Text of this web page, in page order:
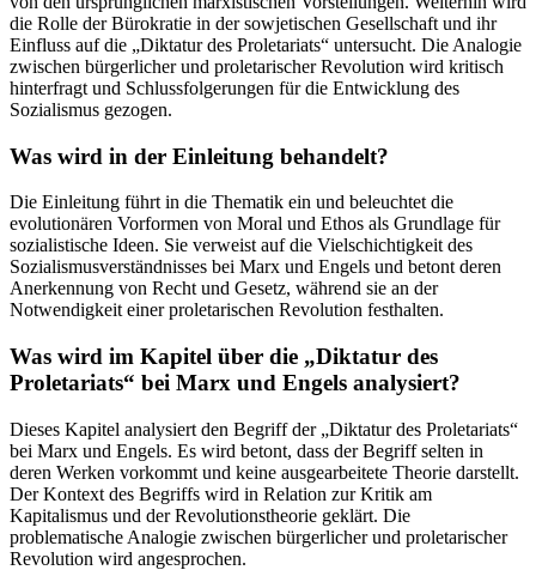
die Rolle der Bürokratie in der sowjetischen Gesellschaft und ihr
Einfluss auf die „Diktatur des Proletariats“ untersucht. Die Analogie
zwischen bürgerlicher und proletarischer Revolution wird kritisch
hinterfragt und Schlussfolgerungen für die Entwicklung des
Sozialismus gezogen.
Was wird in der Einleitung behandelt?
Die Einleitung führt in die Thematik ein und beleuchtet die
evolutionären Vorformen von Moral und Ethos als Grundlage für
sozialistische Ideen. Sie verweist auf die Vielschichtigkeit des
Sozialismusverständnisses bei Marx und Engels und betont deren
Anerkennung von Recht und Gesetz, während sie an der
Notwendigkeit einer proletarischen Revolution festhalten.
Was wird im Kapitel über die „Diktatur des
Proletariats“ bei Marx und Engels analysiert?
Dieses Kapitel analysiert den Begriff der „Diktatur des Proletariats“
bei Marx und Engels. Es wird betont, dass der Begriff selten in
deren Werken vorkommt und keine ausgearbeitete Theorie darstellt.
Der Kontext des Begriffs wird in Relation zur Kritik am
Kapitalismus und der Revolutionstheorie geklärt. Die
problematische Analogie zwischen bürgerlicher und proletarischer
Revolution wird angesprochen.